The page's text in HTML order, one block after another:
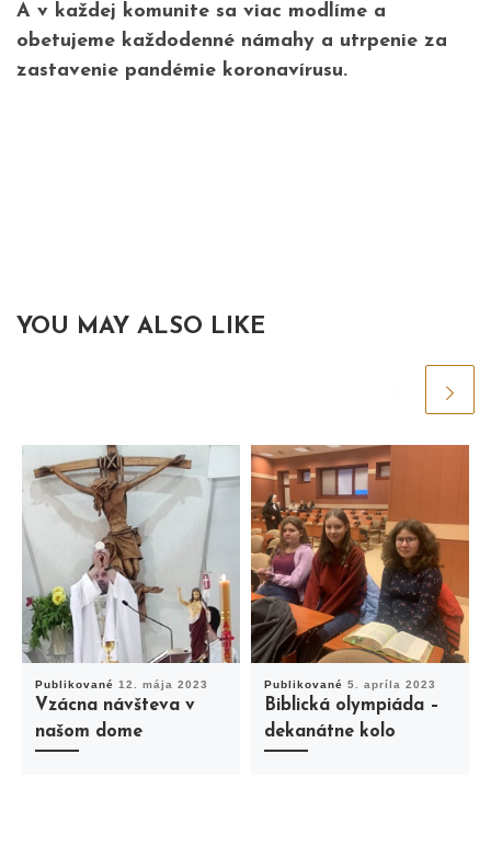
A v každej komunite sa viac modlíme a
obetujeme každodenné námahy a utrpenie za
zastavenie pandémie koronavírusu.
YOU MAY ALSO LIKE
Publikované 12. mája 2023
Vzácna návšteva v
našom dome
Publikované 5. apríla 2023
Biblická olympiáda –
dekanátne kolo